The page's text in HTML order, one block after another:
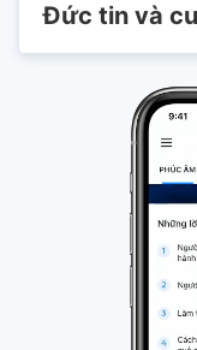
Đức tin và